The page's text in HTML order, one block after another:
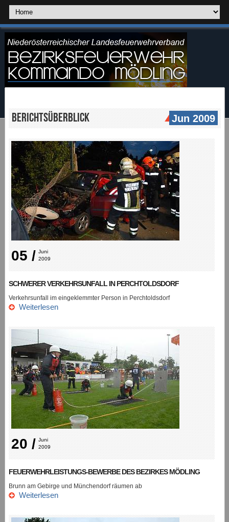
Berichtsüberblick Jun 2009
05 / Juni
2009
SCHWERER VERKEHRSUNFALL IN PERCHTOLDSDORF
Verkehrsunfall im eingeklemmter Person in Perchtoldsdorf
Weiterlesen
20 / Juni
2009
FEUERWEHRLEISTUNGS-BEWERBE DES BEZIRKES MÖDLING
Brunn am Gebirge und Münchendorf räumen ab
Weiterlesen